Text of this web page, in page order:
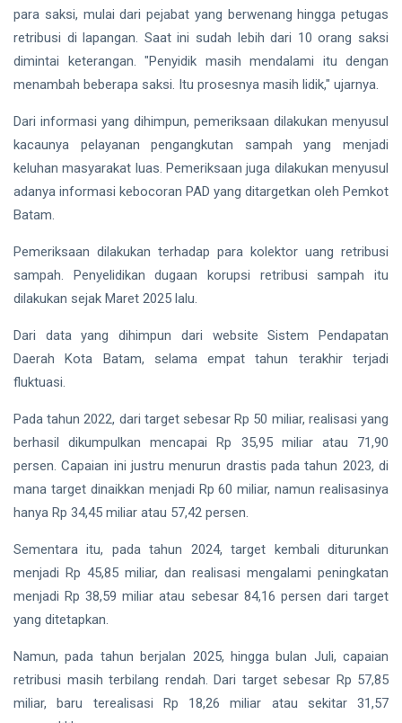
para saksi, mulai dari pejabat yang berwenang hingga petugas
retribusi di lapangan. Saat ini sudah lebih dari 10 orang saksi
dimintai keterangan. "Penyidik masih mendalami itu dengan
menambah beberapa saksi. Itu prosesnya masih lidik," ujarnya.
Dari informasi yang dihimpun, pemeriksaan dilakukan menyusul
kacaunya pelayanan pengangkutan sampah yang menjadi
keluhan masyarakat luas. Pemeriksaan juga dilakukan menyusul
adanya informasi kebocoran PAD yang ditargetkan oleh Pemkot
Batam.
Pemeriksaan dilakukan terhadap para kolektor uang retribusi
sampah. Penyelidikan dugaan korupsi retribusi sampah itu
dilakukan sejak Maret 2025 lalu.
Dari data yang dihimpun dari website Sistem Pendapatan
Daerah Kota Batam, selama empat tahun terakhir terjadi
fluktuasi.
Pada tahun 2022, dari target sebesar Rp 50 miliar, realisasi yang
berhasil dikumpulkan mencapai Rp 35,95 miliar atau 71,90
persen. Capaian ini justru menurun drastis pada tahun 2023, di
mana target dinaikkan menjadi Rp 60 miliar, namun realisasinya
hanya Rp 34,45 miliar atau 57,42 persen.
Sementara itu, pada tahun 2024, target kembali diturunkan
menjadi Rp 45,85 miliar, dan realisasi mengalami peningkatan
menjadi Rp 38,59 miliar atau sebesar 84,16 persen dari target
yang ditetapkan.
Namun, pada tahun berjalan 2025, hingga bulan Juli, capaian
retribusi masih terbilang rendah. Dari target sebesar Rp 57,85
miliar, baru terealisasi Rp 18,26 miliar atau sekitar 31,57